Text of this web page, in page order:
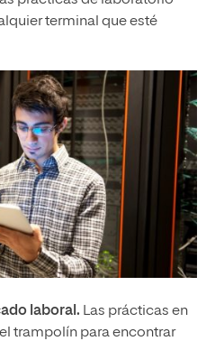
terminal que esté
laboral. Las prácticas en
trampolín para encontrar